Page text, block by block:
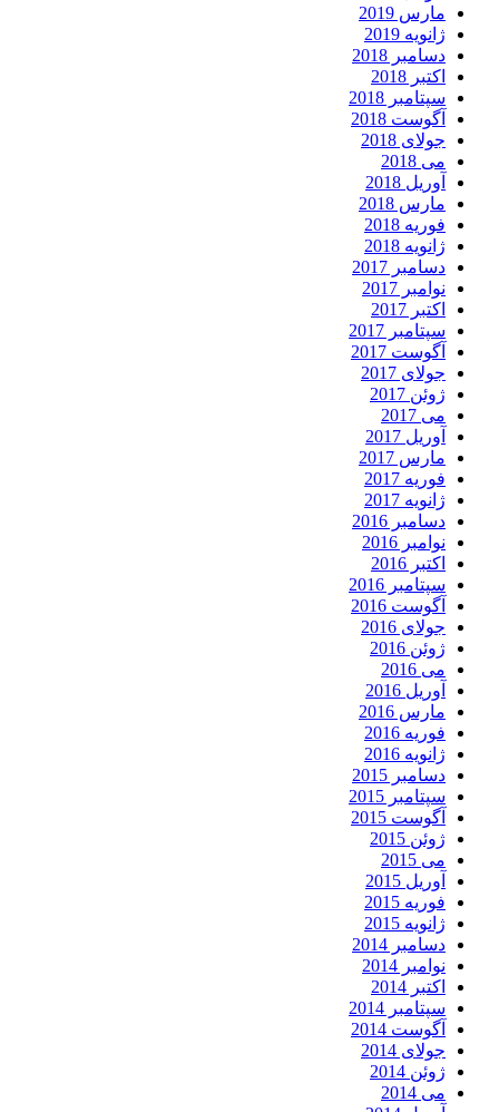
مارس 2019
ژانویه 2019
دسامبر 2018
اکتبر 2018
سپتامبر 2018
آگوست 2018
جولای 2018
می 2018
آوریل 2018
مارس 2018
فوریه 2018
ژانویه 2018
دسامبر 2017
نوامبر 2017
اکتبر 2017
سپتامبر 2017
آگوست 2017
جولای 2017
ژوئن 2017
می 2017
آوریل 2017
مارس 2017
فوریه 2017
ژانویه 2017
دسامبر 2016
نوامبر 2016
اکتبر 2016
سپتامبر 2016
آگوست 2016
جولای 2016
ژوئن 2016
می 2016
آوریل 2016
مارس 2016
فوریه 2016
ژانویه 2016
دسامبر 2015
سپتامبر 2015
آگوست 2015
ژوئن 2015
می 2015
آوریل 2015
فوریه 2015
ژانویه 2015
دسامبر 2014
نوامبر 2014
اکتبر 2014
سپتامبر 2014
آگوست 2014
جولای 2014
ژوئن 2014
می 2014